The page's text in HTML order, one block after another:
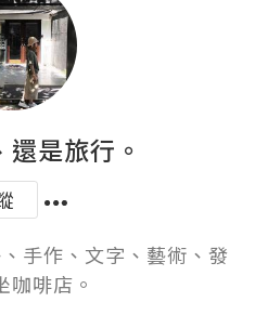
是旅行。
手作、文字、藝術、發
咖啡店。